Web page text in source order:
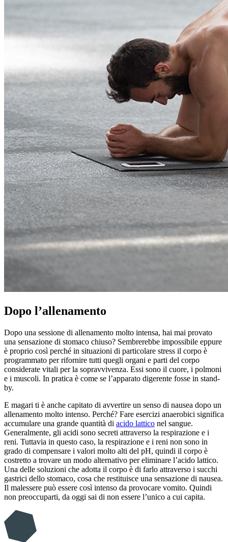
Dopo l’allenamento
Dopo una sessione di allenamento molto intensa, hai mai provato
una sensazione di stomaco chiuso? Sembrerebbe impossibile eppure
è proprio così perché in situazioni di particolare stress il corpo è
programmato per rifornire tutti quegli organi e parti del corpo
considerate vitali per la sopravvivenza. Essi sono il cuore, i polmoni
e i muscoli. In pratica è come se l’apparato digerente fosse in stand-
by.
E magari ti è anche capitato di avvertire un senso di nausea dopo un
allenamento molto intenso. Perché? Fare esercizi anaerobici significa
accumulare una grande quantità di acido lattico nel sangue.
Generalmente, gli acidi sono secreti attraverso la respirazione e i
reni. Tuttavia in questo caso, la respirazione e i reni non sono in
grado di compensare i valori molto alti del pH, quindi il corpo è
costretto a trovare un modo alternativo per eliminare l’acido lattico.
Una delle soluzioni che adotta il corpo è di farlo attraverso i succhi
gastrici dello stomaco, cosa che restituisce una sensazione di nausea.
Il malessere può essere così intenso da provocare vomito. Quindi
non preoccuparti, da oggi sai di non essere l’unico a cui capita.